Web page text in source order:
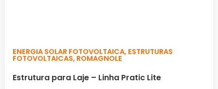
ENERGIA SOLAR FOTOVOLTAICA, ESTRUTURAS
FOTOVOLTAICAS, ROMAGNOLE
Estrutura para Laje – Linha Pratic Lite